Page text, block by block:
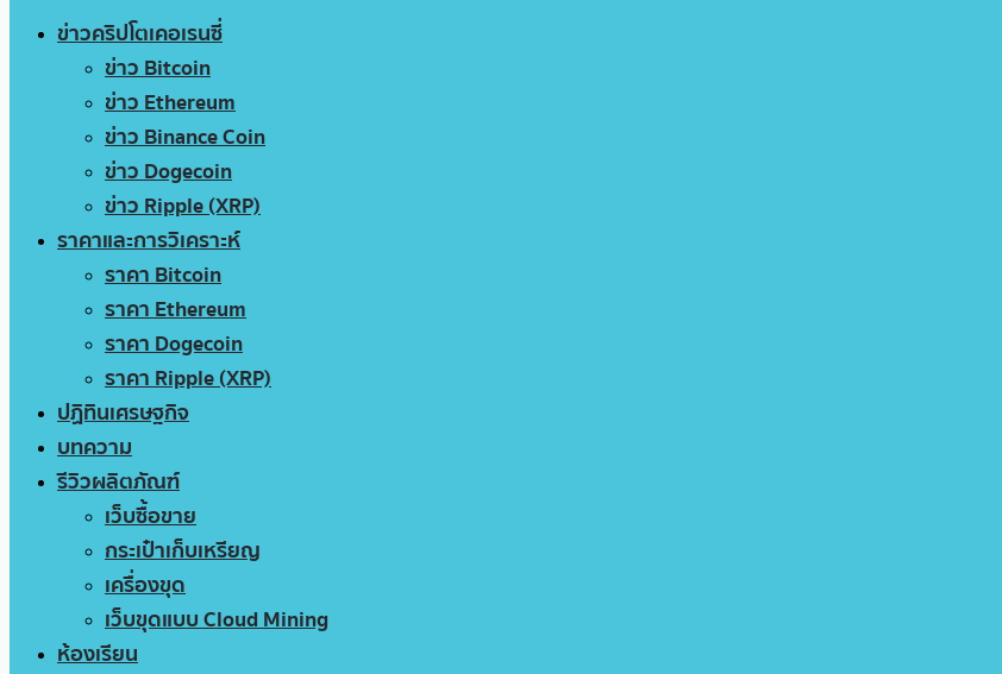
ข่าวคริปโตเคอเรนซี่
ข่าว Bitcoin
ข่าว Ethereum
ข่าว Binance Coin
ข่าว Dogecoin
ข่าว Ripple (XRP)
ราคาและการวิเคราะห์
ราคา Bitcoin
ราคา Ethereum
ราคา Dogecoin
ราคา Ripple (XRP)
ปฏิทินเศรษฐกิจ
บทความ
รีวิวผลิตภัณฑ์
เว็บซื้อขาย
กระเป๋าเก็บเหรียญ
เครื่องขุด
เว็บขุดแบบ Cloud Mining
ห้องเรียน